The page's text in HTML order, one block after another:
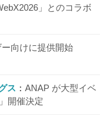
」とのコラボ
向けに提供開始
ス
ANAP が大型イベ
開催決定